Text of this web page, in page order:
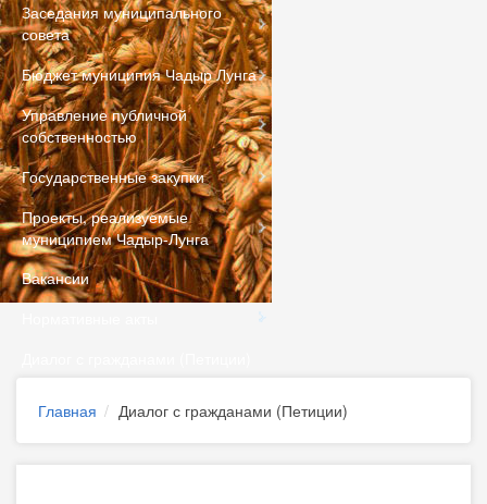
Заседания муниципального
совета
Бюджет муниципия Чадыр Лунга
Управление публичной
собственностью
Государственные закупки
Проекты, реализуемые
муниципием Чадыр-Лунга
Вакансии
Главная Диалог с гражданами (Петиции)